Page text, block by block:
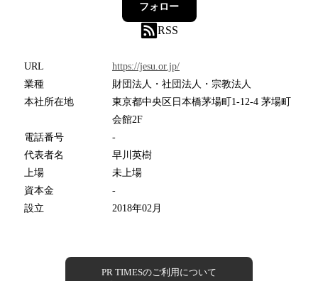
フォロー
RSS
URL
https://jesu.or.jp/
業種
財団法人・社団法人・宗教法人
本社所在地
東京都中央区日本橋茅場町1-12-4 茅場町
会館2F
電話番号
-
代表者名
早川英樹
上場
未上場
資本金
-
設立
2018年02月
PR TIMESのご利用について